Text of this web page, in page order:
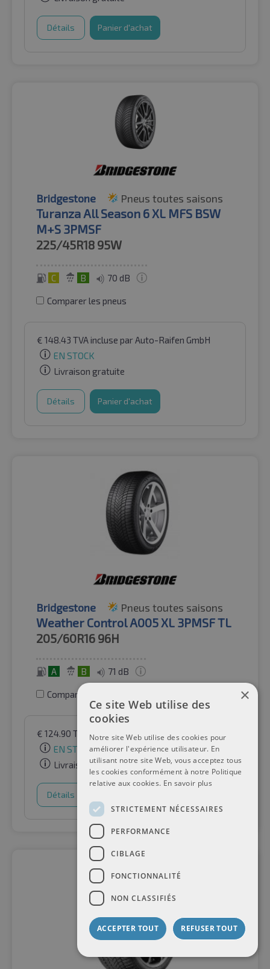
Détails Panier d'achat
Bridgestone Pneus toutes saisons
Turanza All Season 6 XL MFS BSW
M+S 3PMSF
225/45R18 95W
C B 70 dB
Comparer les pneus
€ 148.43 TVA incluse par Auto-Raifen GmbH
EN STOCK
Livraison gratuite
Détails Panier d'achat
Bridgestone Pneus toutes saisons
Weather Control A005 XL 3PMSF TL
205/60R16 96H
A B 71 dB
Comparer les pneus
€ 124.90 TVA incluse
par Auto-Raifen GmbH
EN STOCK
Livraison gratuite
Détails
×
Ce site Web utilise des
cookies
Notre site Web utilise des cookies pour
améliorer l'expérience utilisateur. En
utilisant notre site Web, vous acceptez tous
les cookies conformément à notre Politique
relative aux cookies. En savoir plus
STRICTEMENT NÉCESSAIRES
PERFORMANCE
CIBLAGE
FONCTIONNALITÉ
NON CLASSIFIÉS
ACCEPTER TOUT REFUSER TOUT